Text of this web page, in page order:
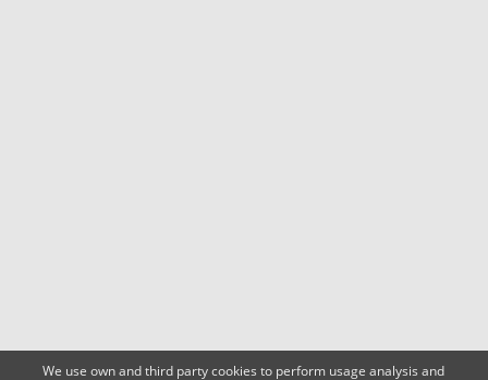
We use own and third party cookies to perform usage analysis and